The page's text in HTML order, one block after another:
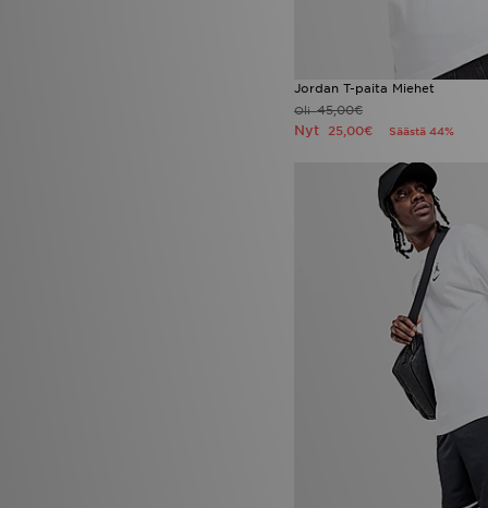
Jordan T-paita Miehet
Oli45,00€
Nyt 25,00€ Säästä 44%